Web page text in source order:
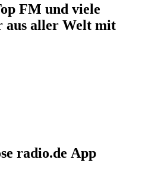
FM und viele
aus aller Welt mit
radio.de App